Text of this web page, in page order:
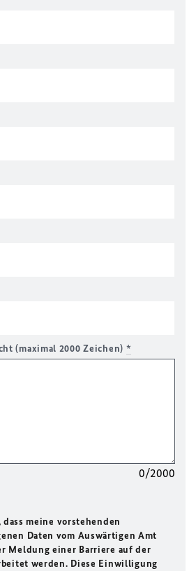
(maximal 2000 Zeichen) *
0/2000
meine vorstehenden
Daten vom Auswärtigen Amt
Meldung einer Barriere auf der
werden. Diese Einwilligung